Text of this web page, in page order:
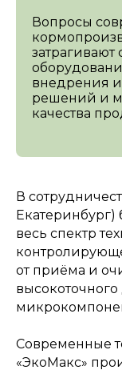
Вопросы
затрагивают
внедрения
решений и
качества
В
Екатеринбург)
весь спектр
от приёма и
Современные
«ЭкоМакс»